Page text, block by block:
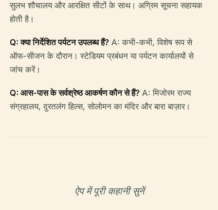
सुलभ शौचालय और आरक्षित सीटों के साथ। अग्रिम सूचना सहायक
होती है।
Q: क्या निर्देशित पर्यटन उपलब्ध हैं? A: कभी-कभी, विशेष रूप से
ऑफ-सीजन के दौरान। स्टेडियम प्रबंधन या पर्यटन कार्यालयों से
जांच करें।
Q: आस-पास के सर्वश्रेष्ठ आकर्षण कौन से हैं? A: मिजोरम राज्य
संग्रहालय, दुरतलंग हिल्स, सोलोमन का मंदिर और बारा बाज़ार।
ऐप में पूरी कहानी सुनें